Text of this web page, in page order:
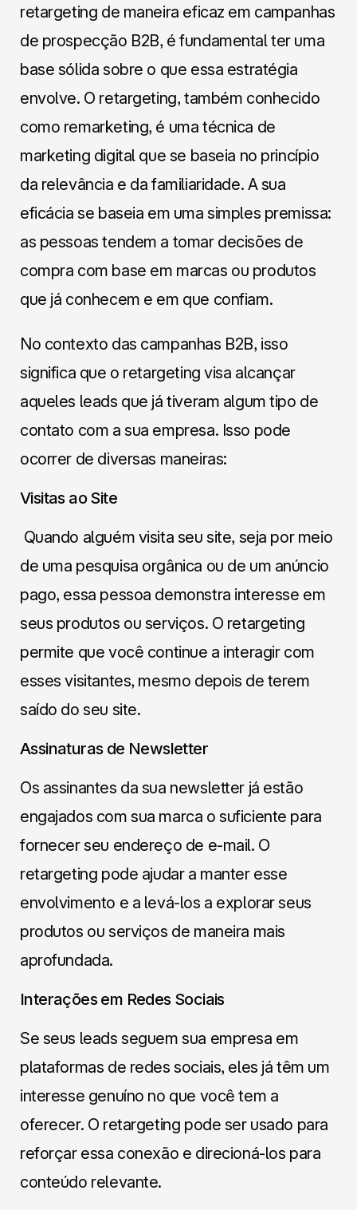
retargeting de maneira eficaz em campanhas
de prospecção B2B, é fundamental ter uma
base sólida sobre o que essa estratégia
envolve. O retargeting, também conhecido
como remarketing, é uma técnica de
marketing digital que se baseia no princípio
da relevância e da familiaridade. A sua
eficácia se baseia em uma simples premissa:
as pessoas tendem a tomar decisões de
compra com base em marcas ou produtos
que já conhecem e em que confiam.
No contexto das campanhas B2B, isso
significa que o retargeting visa alcançar
aqueles leads que já tiveram algum tipo de
contato com a sua empresa. Isso pode
ocorrer de diversas maneiras:
Visitas ao Site
Quando alguém visita seu site, seja por meio
de uma pesquisa orgânica ou de um anúncio
pago, essa pessoa demonstra interesse em
seus produtos ou serviços. O retargeting
permite que você continue a interagir com
esses visitantes, mesmo depois de terem
saído do seu site.
Assinaturas de Newsletter
Os assinantes da sua newsletter já estão
engajados com sua marca o suficiente para
fornecer seu endereço de e-mail. O
retargeting pode ajudar a manter esse
envolvimento e a levá-los a explorar seus
produtos ou serviços de maneira mais
aprofundada.
Interações em Redes Sociais
Se seus leads seguem sua empresa em
plataformas de redes sociais, eles já têm um
interesse genuíno no que você tem a
oferecer. O retargeting pode ser usado para
reforçar essa conexão e direcioná-los para
conteúdo relevante.